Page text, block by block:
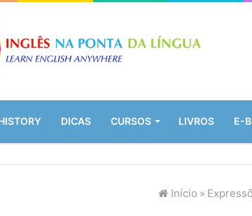
DICAS CURSOS LIVROS E-
Início »